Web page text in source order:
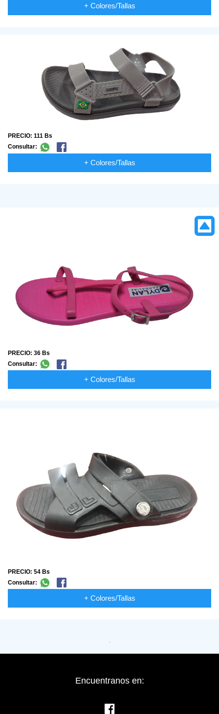
+ Colores/Tallas
PRECIO: 111 Bs
Consultar:
+ Colores/Tallas
PRECIO: 36 Bs
Consultar:
+ Colores/Tallas
PRECIO: 54 Bs
Consultar:
+ Colores/Tallas
Encuentranos en: